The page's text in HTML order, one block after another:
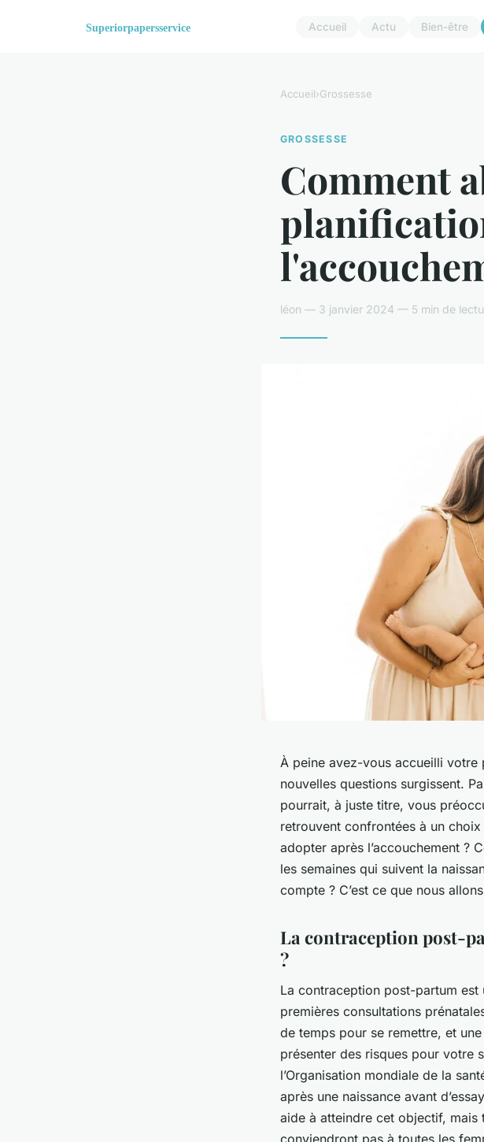
Accueil Actu Bien-être
Accueil›Grossesse
GROSSESSE
Comment
léon — 3 janvier 2024 — 5 min de
À peine avez-vous accueilli
nouvelles questions surgissent.
pourrait, à juste titre, vous
retrouvent confrontées à un
adopter après l’accouchement ?
les semaines qui suivent la
compte ? C’est ce que nous
La contraception post-
?
La contraception post-partum est
premières consultations
de temps pour se remettre, et
présenter des risques pour votre
l’Organisation mondiale de la
après une naissance avant
aide à atteindre cet objectif, mais